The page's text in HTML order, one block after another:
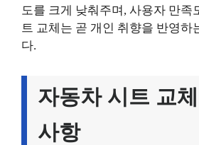
도를 크게 낮춰주며, 사용자 만족
트 교체는 곧 개인 취향을 반영하
다.
자동차 시트 교
사항